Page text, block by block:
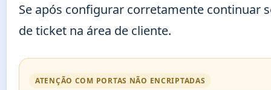
Se após configurar corretamente continuar
de ticket na área de cliente.
ATENÇÃO COM PORTAS NÃO ENCRIPTADAS